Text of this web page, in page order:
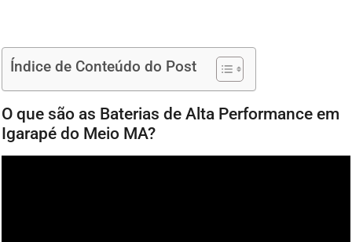
Índice de Conteúdo do Post
O que são as Baterias de Alta Performance em
Igarapé do Meio MA?